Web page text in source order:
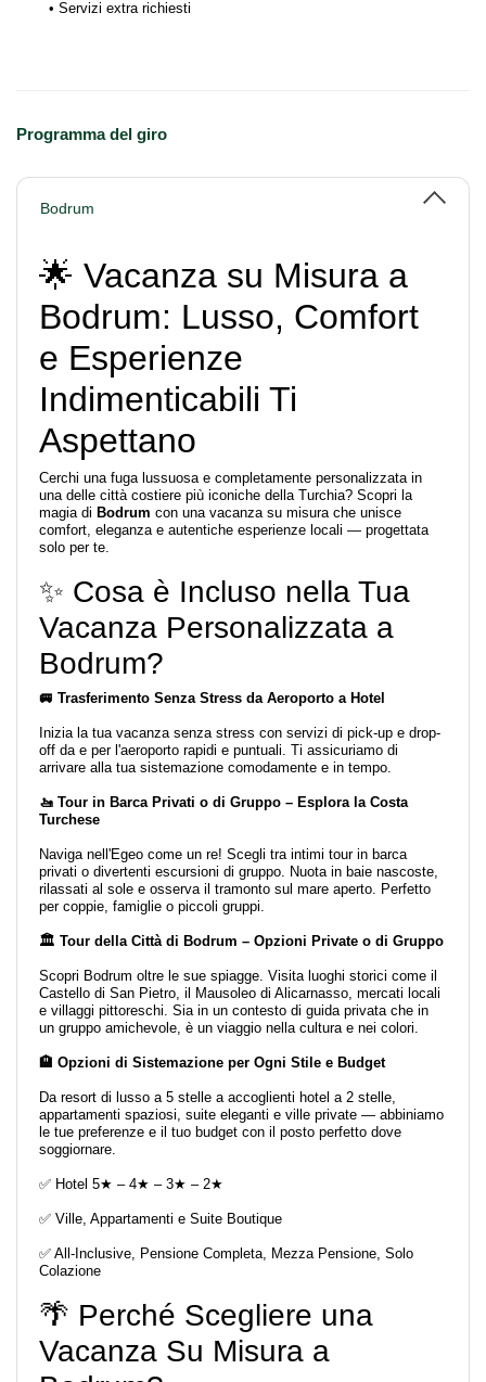
Servizi extra richiesti
Programma del giro
Bodrum
🌟 Vacanza su Misura a
Bodrum: Lusso, Comfort
e Esperienze
Indimenticabili Ti
Aspettano
Cerchi una fuga lussuosa e completamente personalizzata in
una delle città costiere più iconiche della Turchia? Scopri la
magia di Bodrum con una vacanza su misura che unisce
comfort, eleganza e autentiche esperienze locali — progettata
solo per te.
✨ Cosa è Incluso nella Tua
Vacanza Personalizzata a
Bodrum?
🚐 Trasferimento Senza Stress da Aeroporto a Hotel
Inizia la tua vacanza senza stress con servizi di pick-up e drop-
off da e per l'aeroporto rapidi e puntuali. Ti assicuriamo di
arrivare alla tua sistemazione comodamente e in tempo.
🚤 Tour in Barca Privati o di Gruppo – Esplora la Costa
Turchese
Naviga nell'Egeo come un re! Scegli tra intimi tour in barca
privati o divertenti escursioni di gruppo. Nuota in baie nascoste,
rilassati al sole e osserva il tramonto sul mare aperto. Perfetto
per coppie, famiglie o piccoli gruppi.
🏛️ Tour della Città di Bodrum – Opzioni Private o di Gruppo
Scopri Bodrum oltre le sue spiagge. Visita luoghi storici come il
Castello di San Pietro, il Mausoleo di Alicarnasso, mercati locali
e villaggi pittoreschi. Sia in un contesto di guida privata che in
un gruppo amichevole, è un viaggio nella cultura e nei colori.
🏨 Opzioni di Sistemazione per Ogni Stile e Budget
Da resort di lusso a 5 stelle a accoglienti hotel a 2 stelle,
appartamenti spaziosi, suite eleganti e ville private — abbiniamo
le tue preferenze e il tuo budget con il posto perfetto dove
soggiornare.
✅ Hotel 5★ – 4★ – 3★ – 2★
✅ Ville, Appartamenti e Suite Boutique
✅ All-Inclusive, Pensione Completa, Mezza Pensione, Solo
Colazione
🌴 Perché Scegliere una
Vacanza Su Misura a